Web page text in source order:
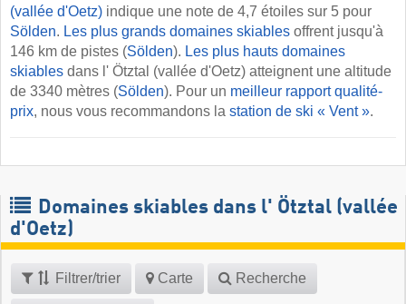
(vallée d'Oetz) indique une note de 4,7 étoiles sur 5 pour
Sölden. Les plus grands domaines skiables offrent jusqu'à
146 km de pistes (Sölden). Les plus hauts domaines
skiables dans l' Ötztal (vallée d'Oetz) atteignent une altitude
de 3340 mètres (Sölden). Pour un meilleur rapport qualité-
prix, nous vous recommandons la station de ski « Vent ».
Domaines skiables dans l' Ötztal (vallée
d'Oetz)
Filtrer/trier Carte Recherche